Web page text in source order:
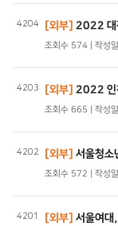
4204 [외부] 2022 대
조회수 574 | 작성
4203 [외부] 2022 인
조회수 665 | 작성
4202 [외부] 서울청소
조회수 572 | 작성
4201 [외부] 서울여대